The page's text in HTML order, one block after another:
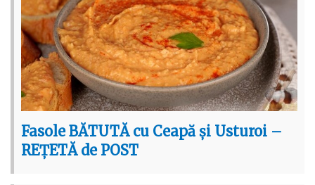
Fasole BĂTUTĂ cu Ceapă și Usturoi –
REȚETĂ de POST